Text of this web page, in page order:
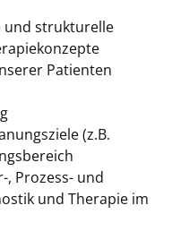
und strukturelle
Patienten
(z.B.
Prozess- und
und Therapie im